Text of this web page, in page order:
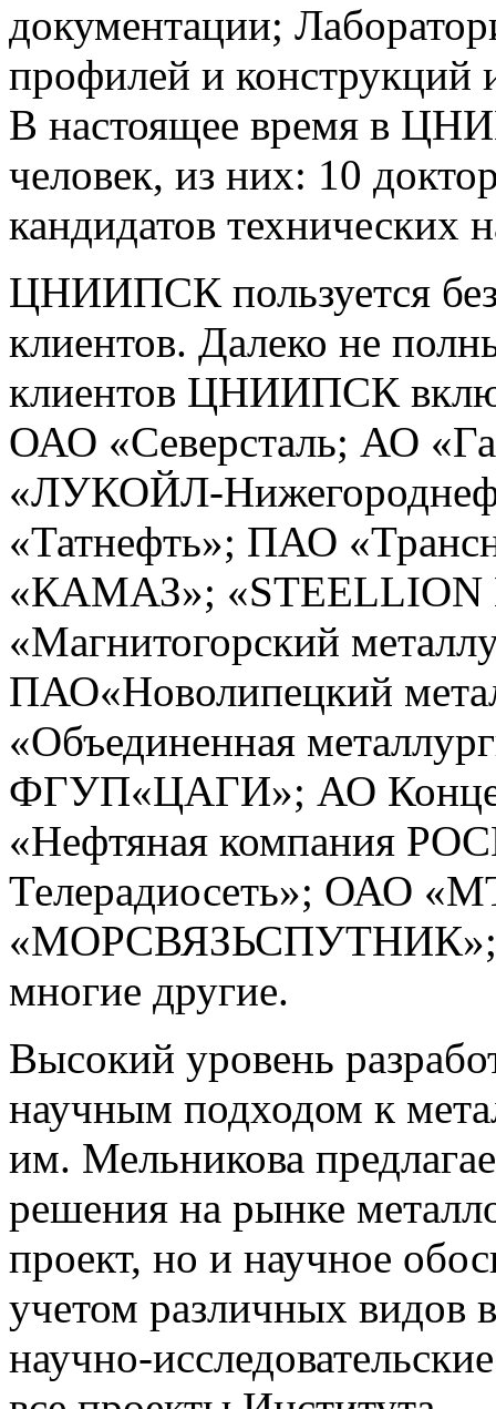
документации;
профилей и
В настоящее время в
человек, из них: 10
кандидатов технических
ЦНИИПСК пользуется
клиентов. Далеко не
клиентов ЦНИИПСК
ОАО «Северсталь; АО
«ЛУКОЙЛ-
«Татнефть»; ПАО
«КАМАЗ»; «STEELLION
«Магнитогорский
ПАО«Новолипецкий
«Объединенная
ФГУП«ЦАГИ»; АО
«Нефтяная компания
Телерадиосеть»; ОАО
«МОРСВЯЗЬСПУТНИК»;
многие другие.
Высокий уровень
научным подходом к
им. Мельникова
решения на рынке
проект, но и научное
учетом различных видов
научно-